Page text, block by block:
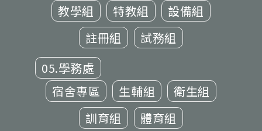
教學組
特教組
設備組
註冊組
試務組
05.學務處
宿舍專區
生輔組
衛生組
訓育組
體育組